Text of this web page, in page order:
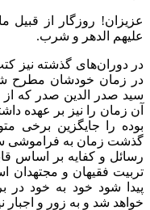
عزیزان! روزگار از قبیل
علیهم الدهر و شرب.
در دوران‌های گذشته نیز
در زمان خودشان مطرح
سید صدر الدین صدر که از
آن زمان را نیز بر عهده
بوده را جایگزین برخی
گذشت زمان به فراموشی
رسائل و کفایه بر اساس
تربیت فقیهان و مجتهدان
پیدا شود خود به خود در
خواهد شد و به زور و اجبار